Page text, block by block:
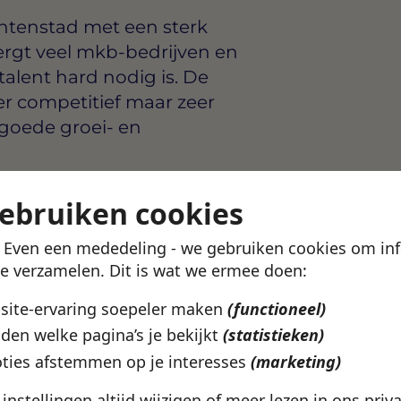
cookies
Even een mededeling - we gebruiken cookies om
verzamelen. Dit is wat we ermee doen:
ervaring soepeler maken (functioneel)
welke pagina’s je bekijkt (statistieken)
afstemmen op je interesses (marketing)
met een sterk
veel mkb-bedrijven en
hard nodig is. De
competitief maar zeer
groei- en
bij wat jij zoekt? In de
welke vacatures
en werkuren.